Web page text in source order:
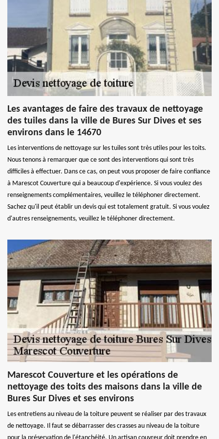
Les avantages de faire des travaux de nettoyage
des tuiles dans la ville de Bures Sur Dives et ses
environs dans le 14670
Les interventions de nettoyage sur les tuiles sont très utiles pour les toits.
Nous tenons à remarquer que ce sont des interventions qui sont très
difficiles à effectuer. Dans ce cas, on peut vous proposer de faire confiance
à Marescot Couverture qui a beaucoup d'expérience. Si vous voulez des
renseignements complémentaires, veuillez le téléphoner directement.
Sachez qu'il peut établir un devis qui est totalement gratuit. Si vous voulez
d'autres renseignements, veuillez le téléphoner directement.
Marescot Couverture et les opérations de
nettoyage des toits des maisons dans la ville de
Bures Sur Dives et ses environs
Les entretiens au niveau de la toiture peuvent se réaliser par des travaux
de nettoyage. Il faut se débarrasser des crasses au niveau de la toiture